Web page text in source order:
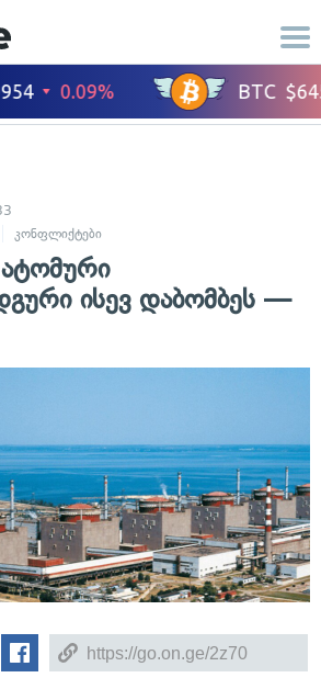
კონფლიქტები
ისევ დაბომბეს —